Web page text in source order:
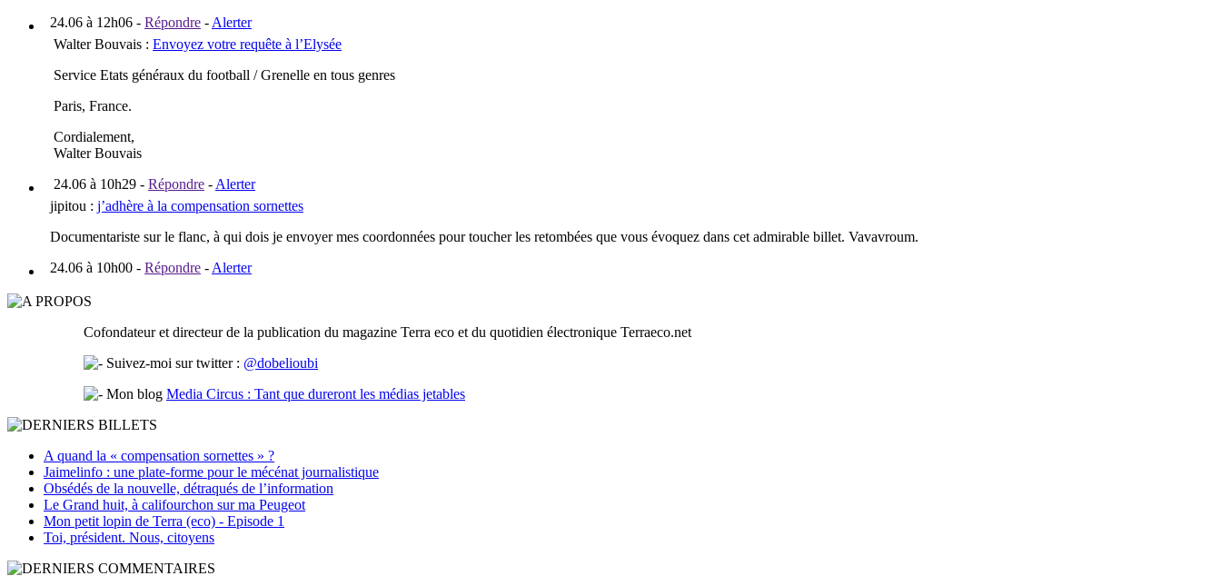
24.06 à 12h06 - Répondre - Alerter
Walter Bouvais : Envoyez votre requête à l’Elysée
Service Etats généraux du football / Grenelle en tous genres
Paris, France.
Cordialement,
Walter Bouvais
24.06 à 10h29 - Répondre - Alerter
jipitou : j’adhère à la compensation sornettes
Documentariste sur le flanc, à qui dois je envoyer mes coordonnées pour toucher les retombées que vous évoquez dans cet admirable billet. Vavavroum.
24.06 à 10h00 - Répondre - Alerter
Cofondateur et directeur de la publication du magazine Terra eco et du quotidien électronique Terraeco.net
Suivez-moi sur twitter : @dobelioubi
Mon blog Media Circus : Tant que dureront les médias jetables
A quand la « compensation sornettes » ?
Jaimelinfo : une plate-forme pour le mécénat journalistique
Obsédés de la nouvelle, détraqués de l’information
Le Grand huit, à califourchon sur ma Peugeot
Mon petit lopin de Terra (eco) - Episode 1
Toi, président. Nous, citoyens